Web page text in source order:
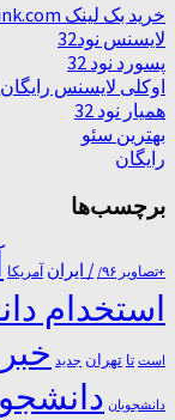
خرید بک لینک behtarinbacklink.com
لایسنس نود32
پسورد نود 32
اوکلی لایسنس رایگان
همیار نود 32
بهترین سئو
رایگان
برچسب‌ها
+تصاویر ۹۶/ / ایران آمریکا
استخدام
است تا تهران جدید
دانشجویان